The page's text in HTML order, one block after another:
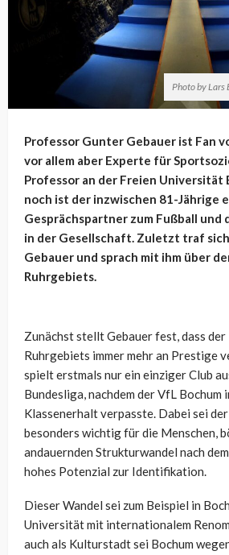
Photo by Lars
Professor Gunter Gebauer ist Fan
vor allem aber Experte für
Professor an der Freien Universität
noch ist der inzwischen 81-Jährige
Gesprächspartner zum Fußball und
in der Gesellschaft. Zuletzt traf
Gebauer und sprach mit ihm über
Ruhrgebiets.
Zunächst stellt Gebauer fest, dass der
Ruhrgebiets immer mehr an Prestige
spielt erstmals nur ein einziger Club
Bundesliga, nachdem der VfL Bochum
Klassenerhalt verpasste. Dabei sei
besonders wichtig für die Menschen,
andauernden Strukturwandel nach
hohes Potenzial zur Identifikation.
Dieser Wandel sei zum Beispiel in
Universität mit internationalem
auch als Kulturstadt sei Bochum